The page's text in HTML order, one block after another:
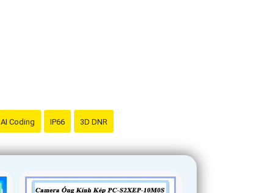
AI Coding IP66 3D DNR